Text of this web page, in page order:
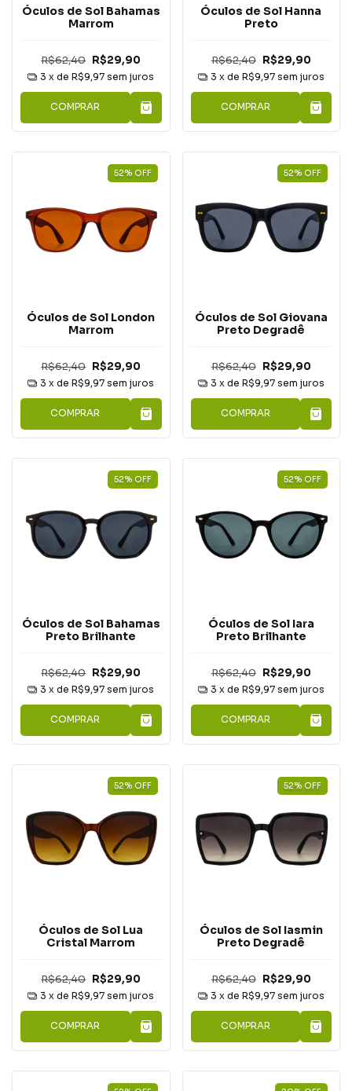
Óculos de Sol Bahamas
Marrom
R$62,40 R$29,90
3 x deR$9,97 sem juros
COMPRAR
Óculos de Sol Hanna
Preto
R$62,40 R$29,90
3 x de R$9,97 sem juros
COMPRAR
52% OFF
Óculos de Sol London
Marrom
R$62,40 R$29,90
3 x deR$9,97 sem juros
COMPRAR
52% OFF
Óculos de Sol Giovana
Preto Degradê
R$62,40 R$29,90
3 x de R$9,97 sem juros
COMPRAR
52% OFF
Óculos de Sol Bahamas
Preto Brilhante
R$62,40 R$29,90
3 x deR$9,97 sem juros
COMPRAR
52% OFF
Óculos de Sol Iara
Preto Brilhante
R$62,40 R$29,90
3 x de R$9,97 sem juros
COMPRAR
52% OFF
Óculos de Sol Lua
Cristal Marrom
R$62,40 R$29,90
3 x deR$9,97 sem juros
COMPRAR
52% OFF
Óculos de Sol Iasmin
Preto Degradê
R$62,40 R$29,90
3 x de R$9,97 sem juros
COMPRAR